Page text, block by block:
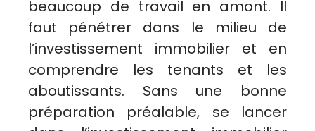
beaucoup de travail en amont. Il
faut pénétrer dans le milieu de
l’investissement immobilier et en
comprendre les tenants et les
aboutissants. Sans une bonne
préparation préalable, se lancer